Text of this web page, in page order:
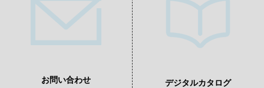
お問い合わせ デジタルカタログ